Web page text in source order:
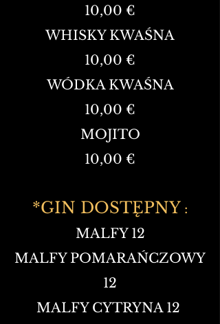
10,00 €
WHISKY KWAŚNA
10,00 €
WÓDKA KWAŚNA
10,00 €
MOJITO
10,00 €
*GIN DOSTĘPNY :
MALFY 12
MALFY POMARAŃCZOWY
12
MALFY CYTRYNA 12